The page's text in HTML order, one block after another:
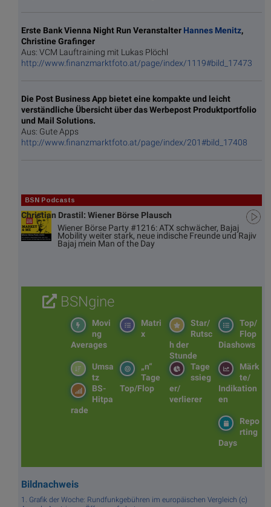
Erste Bank Vienna Night Run Veranstalter Hannes Menitz,
Christine Grafinger
Aus: VCM Lauftraining mit Lukas Plöchl
http://www.finanzmarktfoto.at/page/index/1119#bild_17473
Die Post Business App bietet eine kompakte und leicht
verständliche Übersicht über das Werbepost Produktportfolio
und Mail Solutions.
Aus: Gute Apps
http://www.finanzmarktfoto.at/page/index/201#bild_17408
BSN Podcasts
Christian Drastil: Wiener Börse Plausch
Wiener Börse Party #1216: ATX schwächer, Bajaj
Mobility weiter stark, neue indische Freunde und Rajiv
Bajaj mein Man of the Day
BSNgine
Top/
Flop
Diashows
Star/
Rutsc
h der
Stunde
Matri
x
Movi
ng
Averages
Märk
te/
Indikation
en
Tage
ssieg
er/
verlierer
„n“
Tage
Top/Flop
Umsa
tz
BS-
Hitpa
rade
Repo
rting
Days
Bildnachweis
1. Grafik der Woche: Rundfunkgebühren im europäischen Vergleich (c)